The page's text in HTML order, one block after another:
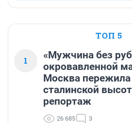
ТОП 5
1
«Мужчина без
окровавленной
Москва
сталинской
репортаж
26 685 3